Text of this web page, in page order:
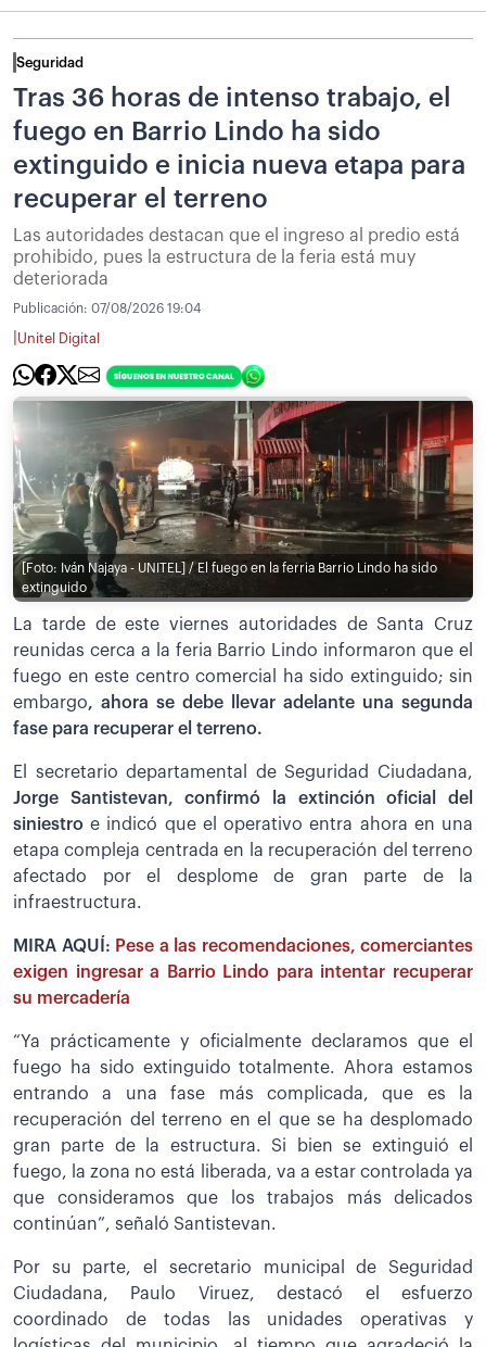
Seguridad
Tras 36 horas de intenso trabajo, el
fuego en Barrio Lindo ha sido
extinguido e inicia nueva etapa para
recuperar el terreno
Las autoridades destacan que el ingreso al predio está
prohibido, pues la estructura de la feria está muy
deteriorada
Publicación: 07/08/2026 19:04
Unitel Digital
[Foto: Iván Najaya - UNITEL] / El fuego en la ferria Barrio Lindo ha sido
extinguido
La tarde de este viernes autoridades de Santa Cruz
reunidas cerca a la feria Barrio Lindo informaron que el
fuego en este centro comercial ha sido extinguido; sin
embargo, ahora se debe llevar adelante una segunda
fase para recuperar el terreno.
El secretario departamental de Seguridad Ciudadana,
Jorge Santistevan, confirmó la extinción oficial del
siniestro e indicó que el operativo entra ahora en una
etapa compleja centrada en la recuperación del terreno
afectado por el desplome de gran parte de la
infraestructura.
MIRA AQUÍ: Pese a las recomendaciones, comerciantes
exigen ingresar a Barrio Lindo para intentar recuperar
su mercadería
“Ya prácticamente y oficialmente declaramos que el
fuego ha sido extinguido totalmente. Ahora estamos
entrando a una fase más complicada, que es la
recuperación del terreno en el que se ha desplomado
gran parte de la estructura. Si bien se extinguió el
fuego, la zona no está liberada, va a estar controlada ya
que consideramos que los trabajos más delicados
continúan”, señaló Santistevan.
Por su parte, el secretario municipal de Seguridad
Ciudadana, Paulo Viruez, destacó el esfuerzo
coordinado de todas las unidades operativas y